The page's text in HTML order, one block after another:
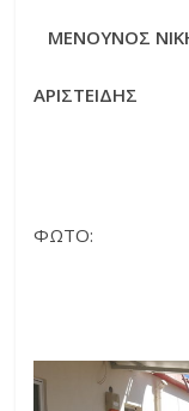
ΜΕΝΟΥΝΟΣ
ΑΡΙΣΤΕΙΔΗΣ
ΦΩΤΟ: